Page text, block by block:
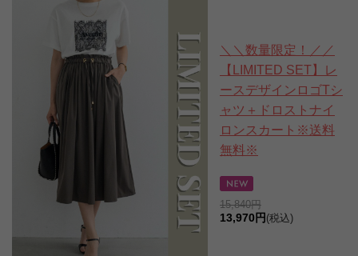
＼＼数量限定！／／
【LIMITED SET】レ
ースデザインロゴTシ
ャツ＋ドロストナイ
ロンスカート※送料
無料※
15,840円
13,970円 (税込)